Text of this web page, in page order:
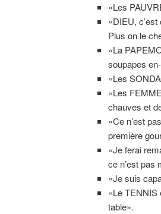
«Les
«DIEU,
Plus on le
«La
soupapes
«Les
«Les
chauves et
«Ce n’est
première
«Je ferai
ce n’est pas
«Je suis
«Le TENNIS
table».